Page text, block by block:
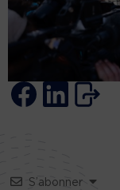
S’abonner